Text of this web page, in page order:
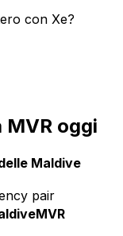
con Xe?
MVR oggi
Maldive
pair
MVR